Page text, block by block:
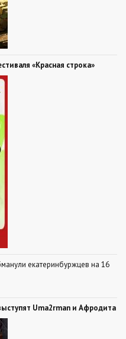
«Красная строка»
екатеринбуржцев на 16
Uma2rman и Афродита